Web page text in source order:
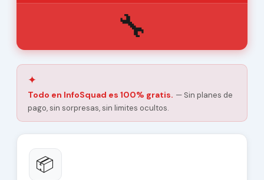
🔧
✦
Todo en InfoSquad es 100% gratis. — Sin planes de
pago, sin sorpresas, sin limites ocultos.
📦